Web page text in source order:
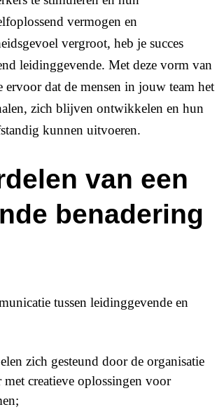
vermogen en
vergroot, heb je succes
leidinggevende. Met deze vorm van
ervoor dat de mensen in jouw team het
zich blijven ontwikkelen en hun
kunnen uitvoeren.
van een
benadering
tussen leidinggevende en
zich gesteund door de organisatie
met creatieve oplossingen voor